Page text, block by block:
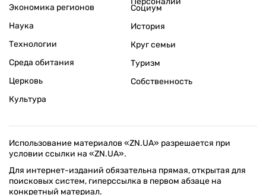
Экономика регионов
Наука
Технологии
Среда обитания
Церковь
Культура
Социум
История
Круг семьи
Туризм
Собственность
Использование материалов «ZN.UA» разрешается при
условии ссылки на «ZN.UA».
Для интернет-изданий обязательна прямая, открытая для
поисковых систем, гиперссылка в первом абзаце на
конкретный материал.